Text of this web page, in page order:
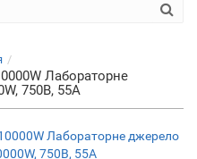
Лабораторне
750В, 55А